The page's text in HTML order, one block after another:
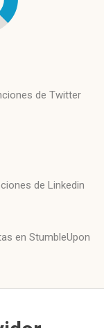
de Twitter
de Linkedin
en StumbleUpon